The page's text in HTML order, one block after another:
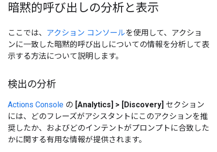
暗黙的呼び出しの分析と表示
ここでは、 アクション コンソールを使用して、アクショ
ンに一致した暗黙的呼び出しについての情報を分析して表
示する方法について説明します。
検出の分析
Actions Console の [Analytics] > [Discovery] セクション
には、どのフレーズがアシスタントにこのアクションを推
奨したか、およびどのインテントがプロンプトに合致した
かに関する有用な情報が提供されます。